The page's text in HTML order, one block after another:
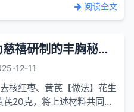
阅读全文
花生红枣粥太医特别为慈禧研制的丰胸秘方 传说是太医特别为慈禧研...
12-11
核红枣、黄芪【做法】花生
20克，将上述材料共同熬